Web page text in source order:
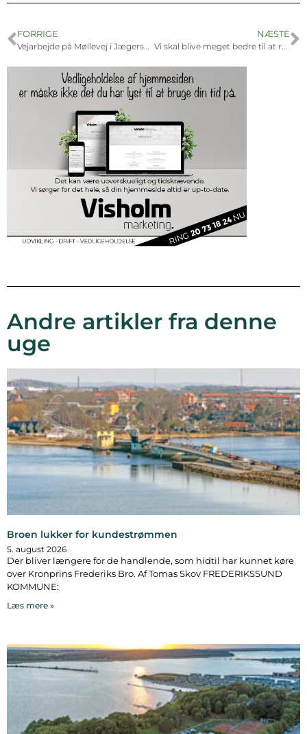
FORRIGE
Vejarbejde på Møllevej i Jægerspris
NÆSTE
Vi skal blive meget bedre til at rekruttere og fastholde elever
Andre artikler fra denne
uge
Broen lukker for kundestrømmen
5. august 2026
Der bliver længere for de handlende, som hidtil har kunnet køre
over Kronprins Frederiks Bro. Af Tomas Skov FREDERIKSSUND
KOMMUNE:
Læs mere »